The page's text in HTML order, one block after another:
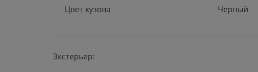
Цвет кузова Черный
Экстерьер: